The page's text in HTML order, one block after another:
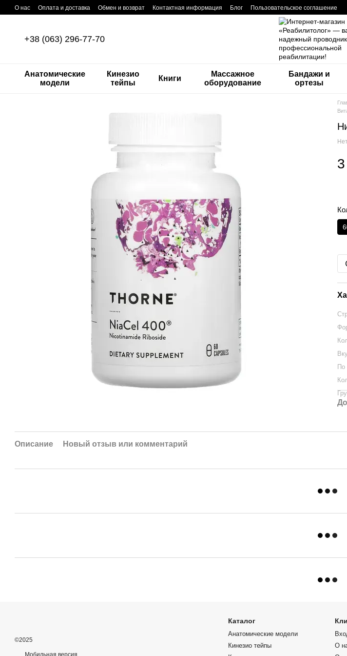
Перейти к основному контенту
О нас Оплата и доставка Обмен и возврат Контактная информация Блог Пользовательское соглашение
+38 (063) 296-77-70
Анатомические
модели
Кинезио
тейпы
Книги
Массажное
оборудование
Бандажи и
ортезы
По
Описание Новый отзыв или комментарий
©2025
Мобильная версия
Каталог
Анатомические модели
Кинезио тейпы
О